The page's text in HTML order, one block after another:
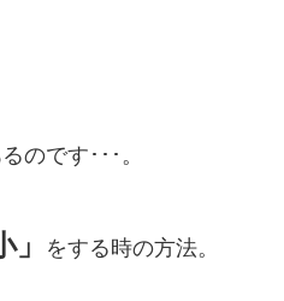
のです･･･。
」 をする時の方法。